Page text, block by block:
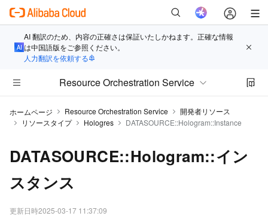
AI 翻訳のため、内容の正確さは保証いたしかねます。正確な情報
は中国語版をご参照ください。
人力翻訳を依頼する
Resource Orchestration Service
ホームページ Resource Orchestration Service
開発者リソース
リソースタイプ
Hologres DATASOURCE::Hologram::Instance
DATASOURCE::Hologram::イン
スタンス
更新日時2025-03-17 11:37:09